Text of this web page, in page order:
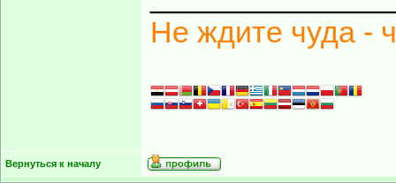
Не ждите чуда -
Вернуться к началу